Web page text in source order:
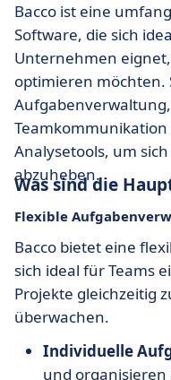
Bacco ist eine
Software, die sich
Unternehmen
optimieren möchten.
Analysetools, um
abzuheben.
Was sind die
Flexible
Bacco bietet eine
sich ideal für Teams
Projekte gleichzeitig
überwachen.
Individuelle
und organisieren